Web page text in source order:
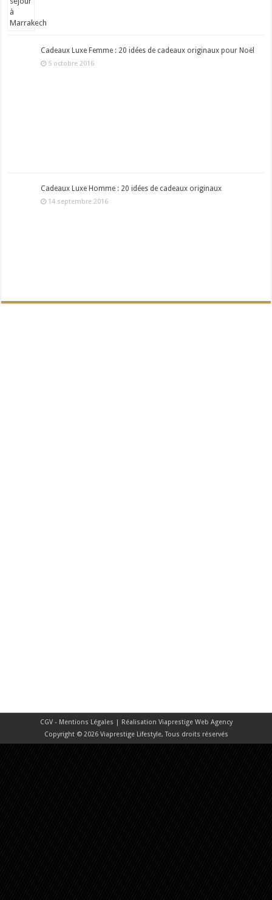
Cadeaux Luxe Femme : 20 idées de cadeaux originaux pour Noël
5 octobre 2016
Cadeaux Luxe Homme : 20 idées de cadeaux originaux
14 septembre 2016
CGV - Mentions Légales | Réalisation Viaprestige Web Agency
Copyright © 2026 Viaprestige Lifestyle, Tous droits réservés